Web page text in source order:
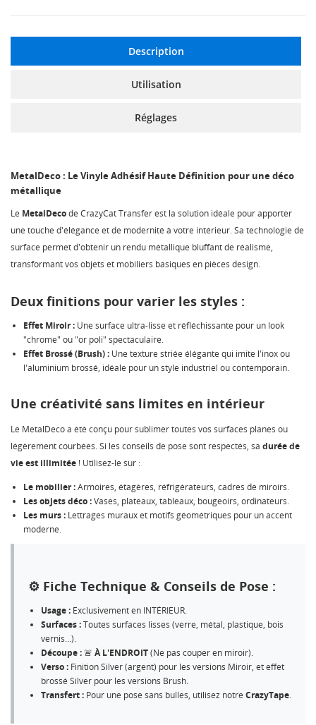
Description
Utilisation
Réglages
MetalDeco : Le Vinyle Adhésif Haute Définition pour une déco
métallique
Le MetalDecode CrazyCat Transfer est la solution idéale pour apporter
une touche d'élégance et de modernité à votre intérieur. Sa technologie de
surface permet d'obtenir un rendu métallique bluffant de réalisme,
transformant vos objets et mobiliers basiques en pièces design.
Deux finitions pour varier les styles :
Effet Miroir : Une surface ultra-lisse et réfléchissante pour un look
"chrome" ou "or poli" spectaculaire.
Effet Brossé (Brush) : Une texture striée élégante qui imite l'inox ou
l'aluminium brossé, idéale pour un style industriel ou contemporain.
Une créativité sans limites en intérieur
Le MetalDeco a été conçu pour sublimer toutes vos surfaces planes ou
légèrement courbées. Si les conseils de pose sont respectés, sa durée de
vie est illimitée ! Utilisez-le sur :
Le mobilier :Armoires, étagères, réfrigérateurs, cadres de miroirs.
Les objets déco :Vases, plateaux, tableaux, bougeoirs, ordinateurs.
Les murs : Lettrages muraux et motifs géométriques pour un accent
moderne.
⚙️ Fiche Technique & Conseils de Pose :
Usage : Exclusivement en INTÉRIEUR.
Surfaces :Toutes surfaces lisses (verre, métal, plastique, bois
vernis...).
Découpe :🚨 À L'ENDROIT(Ne pas couper en miroir).
Verso : Finition Silver (argent) pour les versions Miroir, et effet
brossé Silver pour les versions Brush.
Transfert : Pour une pose sans bulles, utilisez notre CrazyTape.